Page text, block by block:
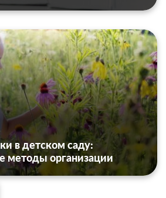
в детском саду:
методы организации